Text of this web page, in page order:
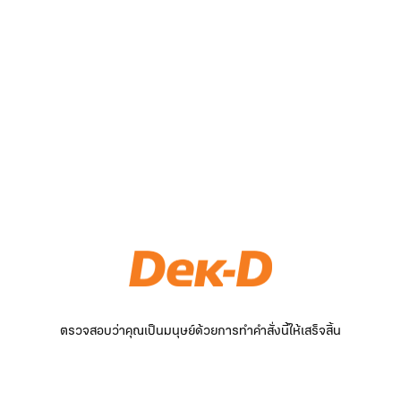
ตรวจสอบว่าคุณเป็นมนุษย์ด้วยการทำคำสั่งนี้ให้เสร็จสิ้น